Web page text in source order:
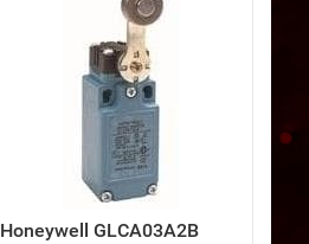
Honeywell GLCA03A2B